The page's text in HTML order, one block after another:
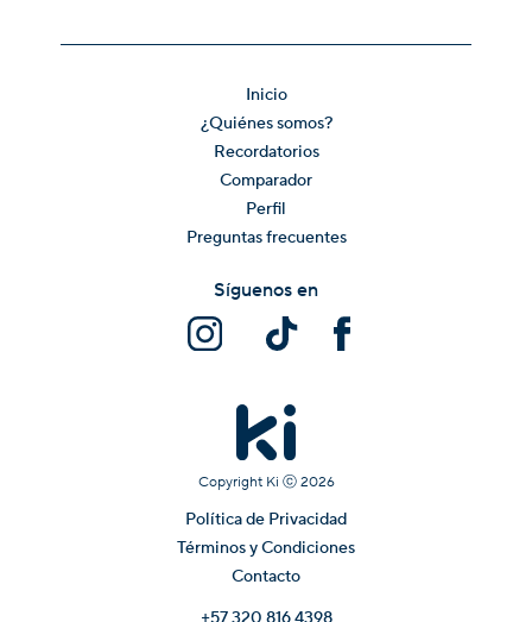
Inicio
¿Quiénes somos?
Recordatorios
Comparador
Perfil
Preguntas frecuentes
Copyright Ki ⓒ 2026
Política de Privacidad
Términos y Condiciones
Contacto
Síguenos en